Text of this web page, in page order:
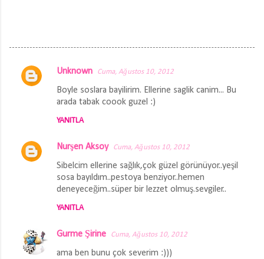
Y
m
l
Unknown Cuma, Ağustos 10, 2012
Boyle soslara bayilirim. Ellerine saglik canim... Bu
arada tabak coook guzel :)
YANITLA
Nurşen Aksoy Cuma, Ağustos 10, 2012
Sibelcim ellerine sağlık,çok güzel görünüyor..yeşil
sosa bayıldım..pestoya benziyor..hemen
deneyeceğim..süper bir lezzet olmuş.sevgiler..
YANITLA
Gurme Şirine Cuma, Ağustos 10, 2012
ama ben bunu çok severim :)))